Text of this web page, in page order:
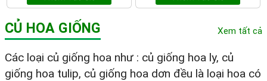
CỦ HOA GIỐNG Xem tất cả
Các loại củ giống hoa như : củ giống hoa ly, củ
giống hoa tulip, củ giống hoa dơn đều là loại hoa có